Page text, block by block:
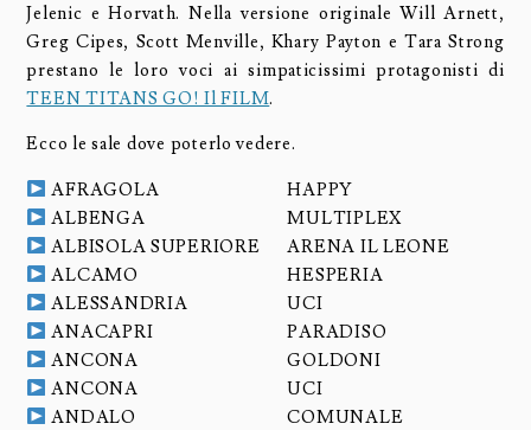
Jelenic e Horvath. Nella versione originale Will Arnett,
Greg Cipes, Scott Menville, Khary Payton e Tara Strong
prestano le loro voci ai simpaticissimi protagonisti di
TEEN TITANS GO! Il FILM.
Ecco le sale dove poterlo vedere.
AFRAGOLA
HAPPY
ALBENGA
MULTIPLEX
ALBISOLA SUPERIORE
ARENA IL LEONE
ALCAMO
HESPERIA
ALESSANDRIA
UCI
ANACAPRI
PARADISO
ANCONA
GOLDONI
ANCONA
UCI
ANDALO
COMUNALE